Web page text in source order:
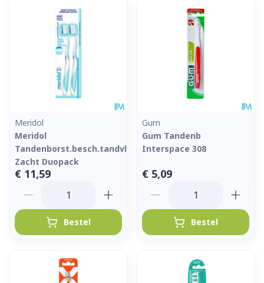
Meridol
Meridol
Tandenborst.besch.tandvlees
Zacht Duopack
€ 11,59
Bestel
Gum
Gum Tandenb
Interspace 308
€ 5,09
Bestel